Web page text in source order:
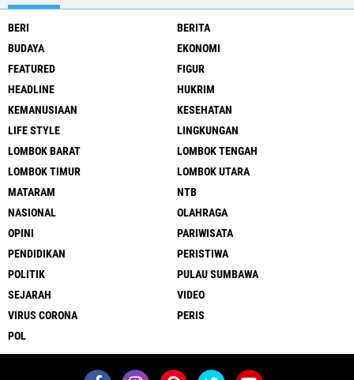
BERI
BERITA
BUDAYA
EKONOMI
FEATURED
FIGUR
HEADLINE
HUKRIM
KEMANUSIAAN
KESEHATAN
LIFE STYLE
LINGKUNGAN
LOMBOK BARAT
LOMBOK TENGAH
LOMBOK TIMUR
LOMBOK UTARA
MATARAM
NTB
NASIONAL
OLAHRAGA
OPINI
PARIWISATA
PENDIDIKAN
PERISTIWA
POLITIK
PULAU SUMBAWA
SEJARAH
VIDEO
VIRUS CORONA
PERIS
POL